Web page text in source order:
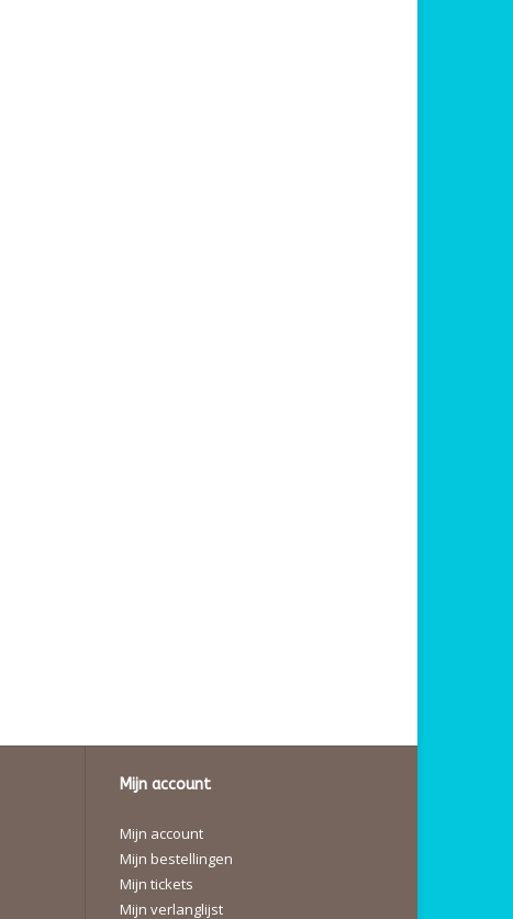
Mijn account
Mijn account
Mijn bestellingen
Mijn tickets
Mijn verlanglijst